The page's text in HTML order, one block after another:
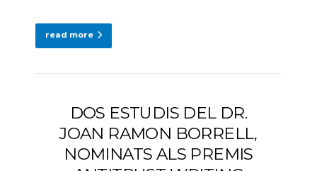
read more
DOS ESTUDIS DEL DR.
JOAN RAMON BORRELL,
NOMINATS ALS PREMIS